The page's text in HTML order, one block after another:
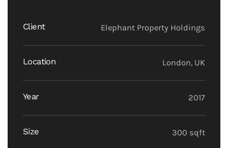
Client Elephant Property Holdings
Location London, UK
Year 2017
Size 300 sqft